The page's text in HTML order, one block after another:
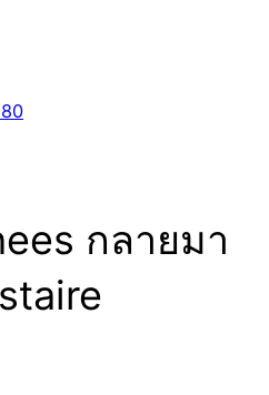
กลายมา